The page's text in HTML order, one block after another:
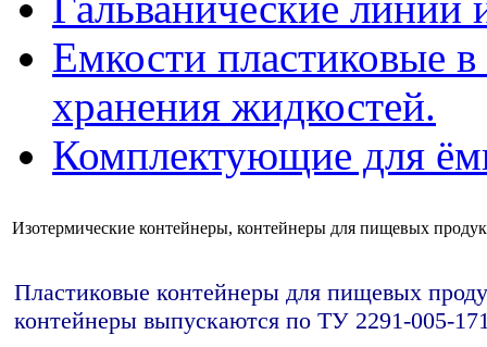
Емкости пластиковые в
хранения жидкостей.
Комплектующие для
Изотермические контейнеры, контейнеры для пищевых
Пластиковые контейнеры для пищевых
контейнеры выпускаются по ТУ 2291-005-